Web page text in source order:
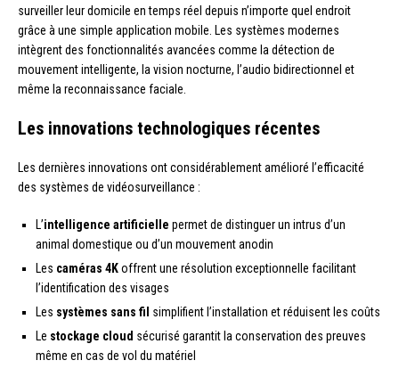
surveiller leur domicile en temps réel depuis n’importe quel endroit
grâce à une simple application mobile. Les systèmes modernes
intègrent des fonctionnalités avancées comme la détection de
mouvement intelligente, la vision nocturne, l’audio bidirectionnel et
même la reconnaissance faciale.
Les innovations technologiques récentes
Les dernières innovations ont considérablement amélioré l’efficacité
des systèmes de vidéosurveillance :
L’intelligence artificielle permet de distinguer un intrus d’un
animal domestique ou d’un mouvement anodin
Les caméras 4Koffrent une résolution exceptionnelle facilitant
l’identification des visages
Les systèmes sans fil simplifient l’installation et réduisent les coûts
Le stockage cloud sécurisé garantit la conservation des preuves
même en cas de vol du matériel